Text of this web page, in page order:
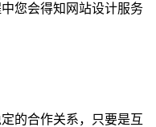
您会得知网站设计服务
的合作关系，只要是互